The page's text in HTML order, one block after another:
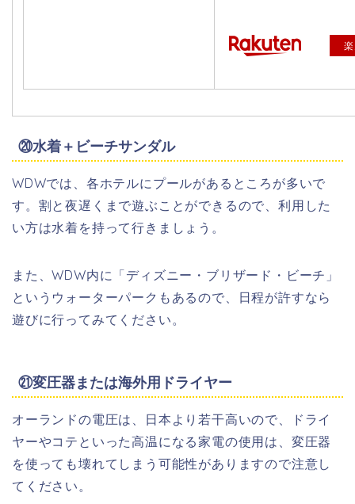
⑳水着＋ビーチサンダル
WDWでは、各ホテルにプールがあるところが多いで
す。割と夜遅くまで遊ぶことができるので、利用した
い方は水着を持って行きましょう。
また、WDW内に「ディズニー・ブリザード・ビーチ」
というウォーターパークもあるので、日程が許すなら
遊びに行ってみてください。
㉑変圧器または海外用ドライヤー
オーランドの電圧は、日本より若干高いので、ドライ
ヤーやコテといった高温になる家電の使用は、変圧器
を使っても壊れてしまう可能性がありますので注意し
てください。